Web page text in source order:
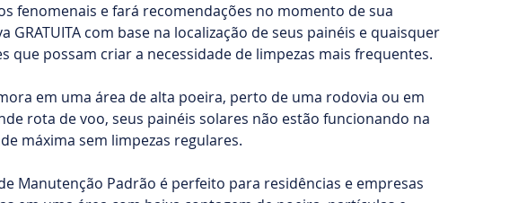
fenomenais e fará recomendações no momento de sua
GRATUITA com base na localização de seus painéis e quaisquer
que possam criar a necessidade de limpezas mais frequentes.
em uma área de alta poeira, perto de uma rodovia ou em
rota de voo, seus painéis solares não estão funcionando na
máxima sem limpezas regulares.
Manutenção Padrão é perfeito para residências e empresas